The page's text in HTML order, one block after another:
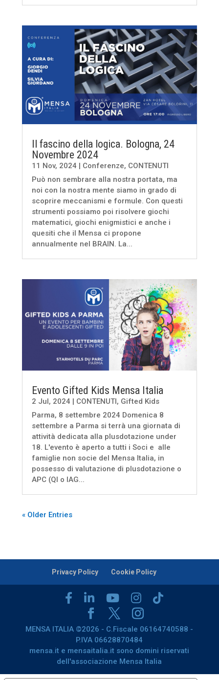
Il fascino della logica. Bologna, 24
Novembre 2024
11 Nov, 2024 | Conferenze, CONTENUTI
Può non sembrare alla nostra portata, ma
noi con la nostra mente siamo in grado di
scoprire meccanismi e formule. Con questi
strumenti possiamo poi risolvere giochi
matematici, giochi enigmistici e anche i
quesiti che il Mensa ci propone
annualmente nel BRAIN. La...
Evento Gifted Kids Mensa Italia
2 Jul, 2024 CONTENUTI , Gifted Kids
Parma, 8 settembre 2024 Domenica 8
settembre a Parma si terrà una giornata di
attività dedicata alla plusdotazione under
18. L'evento è aperto a tutti i Soci e alle
famiglie non socie del Mensa Italia, in
possesso di valutazione di plusdotazione o
APC (QI o IAG...
« Older Entries
Privacy Policy Cookie Policy
MENSA ITALIA ©2026 - C.Fiscale 06164740588 -
P.IVA 06628870484
mensa.it e mensaitalia.it sono domini riservati
dell'associazione Mensa Italia